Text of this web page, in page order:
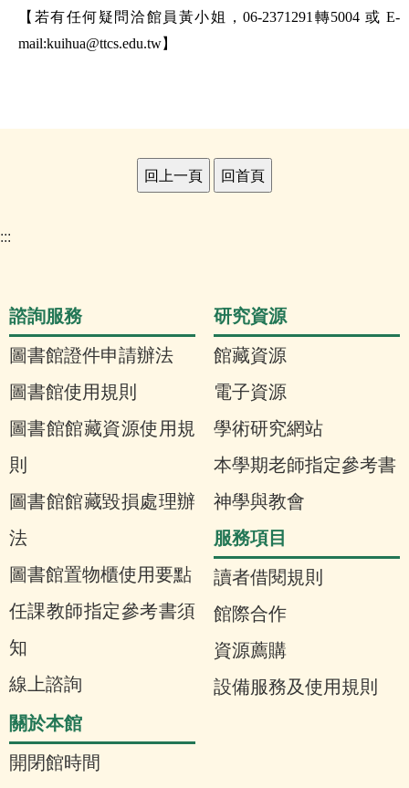
【若有任何疑問洽館員黃小姐，06-2371291轉5004 或 E-
mail:kuihua@ttcs.edu.tw】
:::
諮詢服務
圖書館證件申請辦法
圖書館使用規則
圖書館館藏資源使用規
則
圖書館館藏毀損處理辦
法
圖書館置物櫃使用要點
任課教師指定參考書須
知
線上諮詢
研究資源
館藏資源
電子資源
學術研究網站
本學期老師指定參考書
神學與教會
服務項目
讀者借閱規則
館際合作
資源薦購
設備服務及使用規則
關於本館
開閉館時間